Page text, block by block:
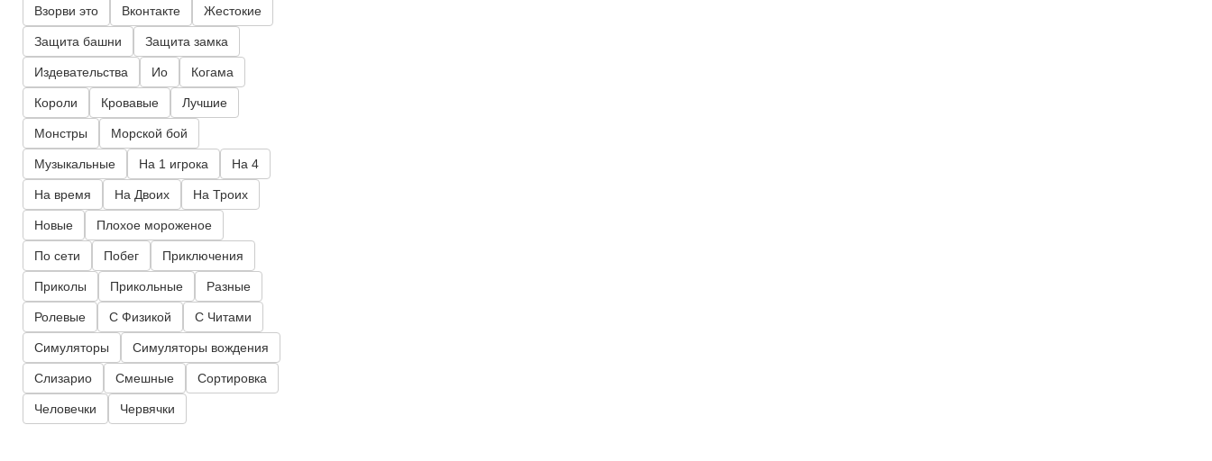
Взорви это Вконтакте Жестокие
Защита башни Защита замка
Издевательства Ио Когама
Короли Кровавые Лучшие
Монстры Морской бой
Музыкальные На 1 игрока На 4
На время На Двоих На Троих
Новые Плохое мороженое
По сети Побег Приключения
Приколы Прикольные Разные
Ролевые С Физикой С Читами
Симуляторы Симуляторы вождения
Слизарио Смешные Сортировка
Человечки Червячки